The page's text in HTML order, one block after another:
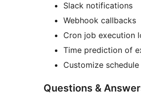
Slack notifications
Webhook callbacks
Cron job execution
Time prediction of
Customize
Questions &